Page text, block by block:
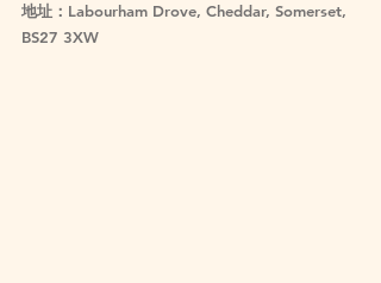
地址：Labourham Drove, Cheddar, Somerset,
BS27 3XW